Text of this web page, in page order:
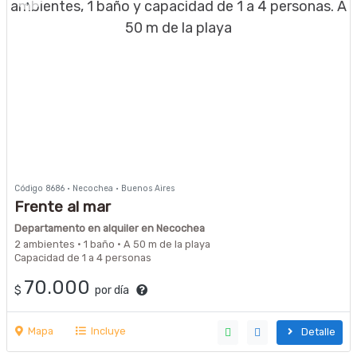
Código 8686 · Necochea · Buenos Aires
Frente al mar
Departamento en alquiler en Necochea
2 ambientes · 1 baño · A 50 m de la playa
Capacidad de 1 a 4 personas
$ 70.000 por día
Mapa Incluye Detalle